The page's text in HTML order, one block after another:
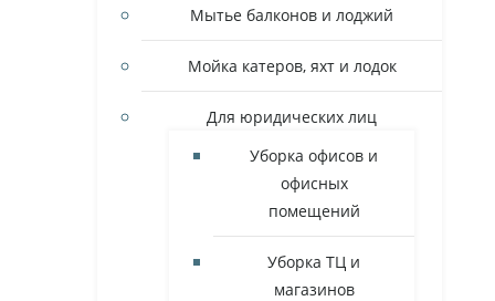
Мытье балконов и лоджий
Мойка катеров, яхт и лодок
Для юридических лиц
Уборка офисов и
офисных
помещений
Уборка ТЦ и
магазинов